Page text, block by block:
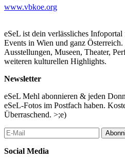
111 Jahre Vereinigung bildender
2021 feiert die 111 Jahre alte
Künstlerinnen* Österreichs (VBKÖ)
Akademie der bildenden Künste
vier starken Künstlerinnen* of Color
jährigen Ausstellungsprogramm
100 Jahre Frauen in der Akademie
Die VBKÖ wurde 1910 gegründet,
und für die Verbesserung ihrer
und pädagogischen Bedingungen in
Institutionen wie die Secession und
www.vbkoe.org
eSeL ist dein verlässliches
Events in Wien und ganz
Ausstellungen, Museen, Theater,
weiteren kulturellen Highlights.
Newsletter
eSeL Mehl abonnieren & jeden
eSeL-Fotos im Postfach haben.
Überraschend. >;e)
Social Media